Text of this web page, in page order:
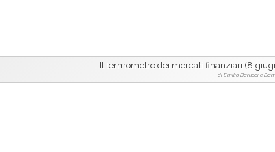
Il termometro dei mercati finanziari (8
di Emilio Barucci e